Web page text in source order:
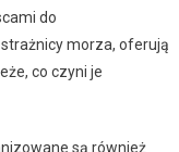
do
morza, oferują
co czyni je
są również